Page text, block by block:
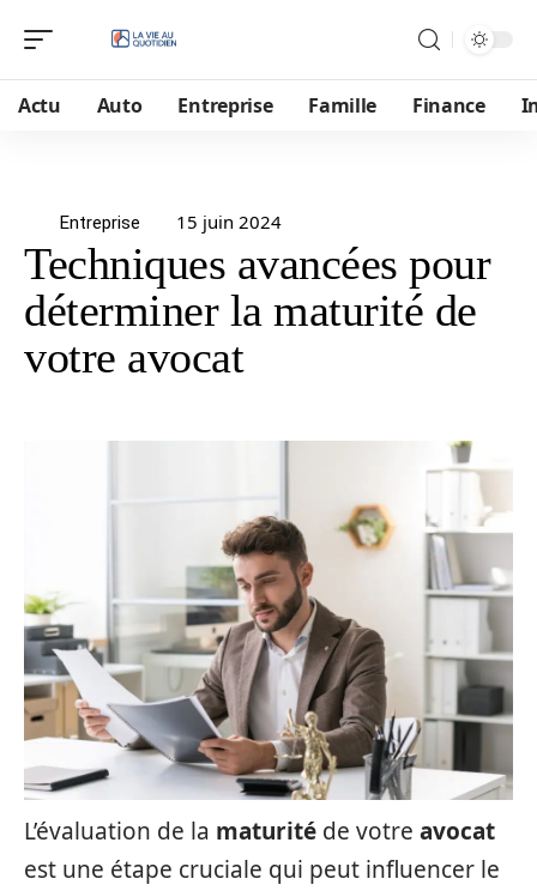
Actu Auto Entreprise Famille Finance
Entreprise 15 juin 2024
Techniques avancées pour
déterminer la maturité de
votre avocat
L’évaluation de la maturité de votre avocat
est une étape cruciale qui peut influencer le